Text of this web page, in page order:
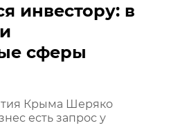
инвестору: в
сферы
Крыма Шеряко
есть запрос у